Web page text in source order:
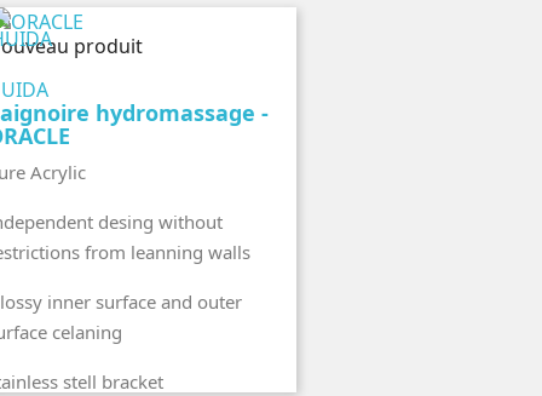
rapide
produit
hydromassage -
Acrylic
desing without
from leanning walls
inner surface and outer
celaning
stell bracket